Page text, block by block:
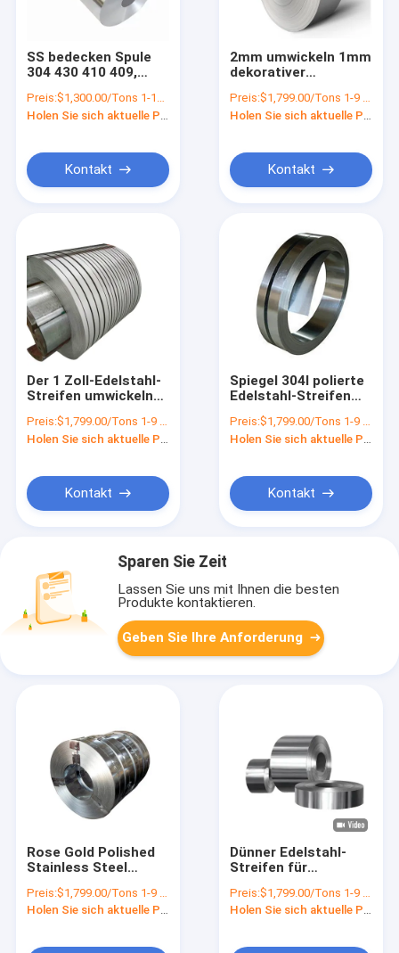
SS bedecken Spule
304 430 410 409,
Polieredelstahl 1mm
3mm abstreift
Preis:$1,300.00/Tons 1-18 Tons
Kontakt
2mm umwickeln 1mm
dekorativer
201 304 SS-Streifen-
Lieferanten
Preis:$1,799.00/Tons 1-9 Tons
Kontakt
Der 1 Zoll-Edelstahl-
Streifen umwickeln
301 304 2B No.1 SS
Streifen bedecken
Preis:$1,799.00/Tons 1-9 Tons
Kontakt
Spiegel 304l polierte
Edelstahl-Streifen
0.2mm 0.3mm 1mm
2mm 3mm
Preis:$1,799.00/Tons 1-9 Tons
Kontakt
Sparen Sie Zeit
Lassen Sie uns mit Ihnen die besten
Produkte kontaktieren.
Geben Sie Ihre Anforderung
Rose Gold Polished
Stainless Steel
1mm SS 316 ab
Preis:$1,799.00/Tons 1-9 Tons
Holen Sie sich aktuelle Preis
Dünner Edelstahl-
Streifen für
1mm 2mm 201 304
304L 316 410 430
Preis:$1,799.00/Tons 1-9 Tons
Holen Sie sich aktuelle Preis